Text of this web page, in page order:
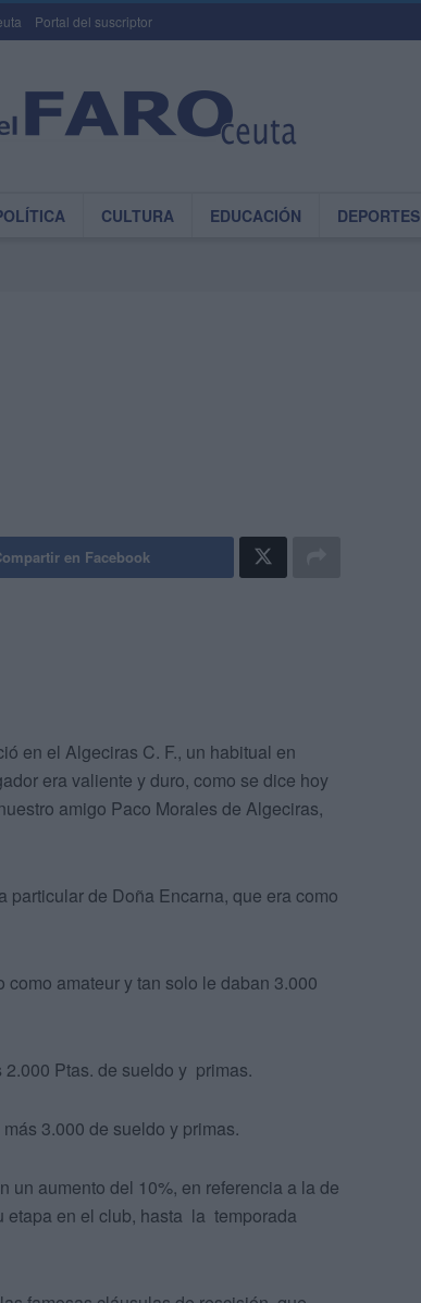
Portal del suscriptor
CULTURA EDUCACIÓN DEPORTES
en Facebook
en el Algeciras C. F., un habitual en
era valiente y duro, como se dice hoy
amigo Paco Morales de Algeciras,
de Doña Encarna, que era como
amateur y tan solo le daban 3.000
Ptas. de sueldo y primas.
3.000 de sueldo y primas.
un aumento del 10%, en referencia a la de
etapa en el club, hasta la temporada